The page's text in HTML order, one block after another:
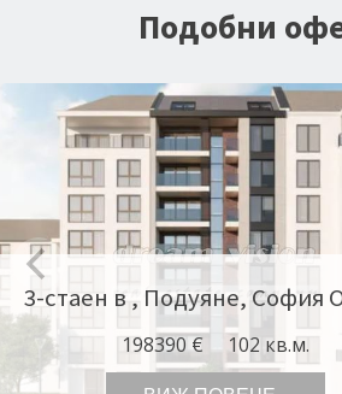
Подобни
198390 € 102 кв.м.